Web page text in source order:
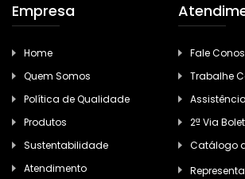
Empresa
Home
Quem Somos
Política de Qualidade
Produtos
Sustentabilidade
Atendimento
Fale
Trabalhe
2ª Via
Catálogo